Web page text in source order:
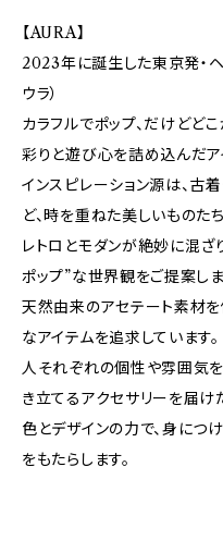
【AURA】
2023年に誕生した東京発・
ウラ）
カラフルでポップ、だけどどこ
彩りと遊び心を詰め込んだア
インスピレーション源は、古
ど、時を重ねた美しいものたち
レトロとモダンが絶妙に混ざ
ポップ”な世界観をご提案しま
天然由来のアセテート素材を
なアイテムを追求しています。
人それぞれの個性や雰囲気を
き立てるアクセサリーを届け
色とデザインの力で、身につ
をもたらします。